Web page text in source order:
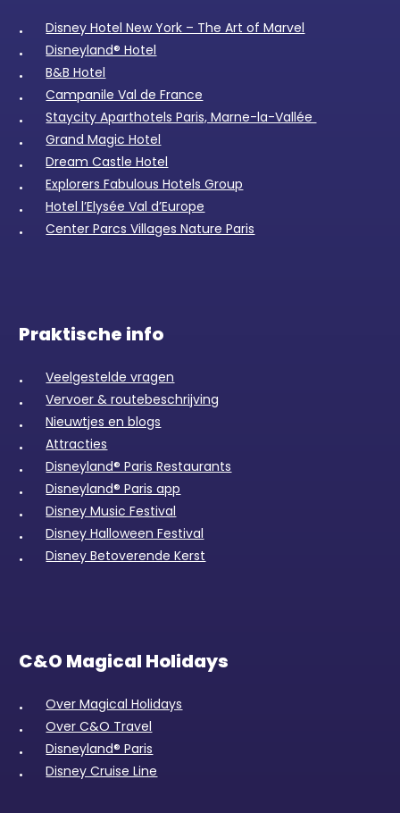
Disney Hotel New York – The Art of Marvel
Disneyland® Hotel
B&B Hotel
Campanile Val de France
Staycity Aparthotels Paris, Marne-la-Vallée
Grand Magic Hotel
Dream Castle Hotel
Explorers Fabulous Hotels Group
Hotel l’Elysée Val d’Europe
Center Parcs Villages Nature Paris
Praktische info
Veelgestelde vragen
Vervoer & routebeschrijving
Nieuwtjes en blogs
Attracties
Disneyland® Paris Restaurants
Disneyland® Paris app
Disney Music Festival
Disney Halloween Festival
Disney Betoverende Kerst
C&O Magical Holidays
Over Magical Holidays
Over C&O Travel
Disneyland® Paris
Disney Cruise Line